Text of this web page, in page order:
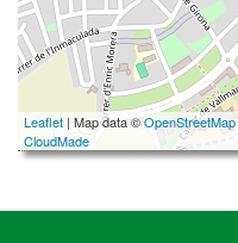
Leaflet | Map data ©OpenStreetMap
CloudMade